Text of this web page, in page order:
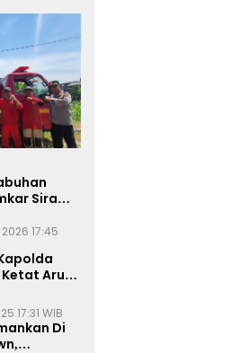
Siram
17:45
Arus
17:31 WIB
Di